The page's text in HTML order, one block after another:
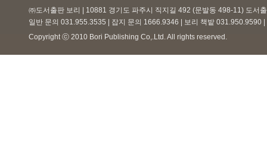
㈜도서출판 보리 | 10881 경기도 파주시 직지길 492 (문발동 498-11) 도서
일반 문의 031.955.3535 | 잡지 문의 1666.9346 | 보리 책밭 031.950.9590
Copyright ⓒ 2010 Bori Publishing Co,.Ltd. All rights reserved.